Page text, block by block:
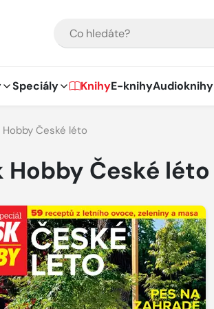
Speciály KnihyE-knihyAudioknihy
Hobby České léto
Hobby České léto